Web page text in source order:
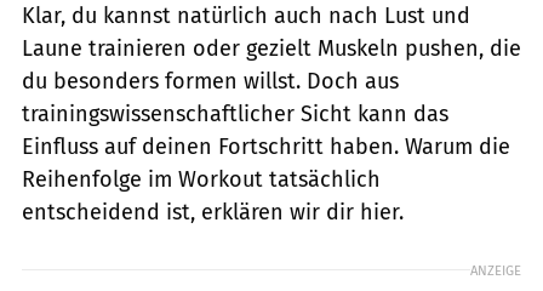
Klar, du kannst natürlich auch nach Lust und
Laune trainieren oder gezielt Muskeln pushen, die
du besonders formen willst. Doch aus
trainingswissenschaftlicher Sicht kann das
Einfluss auf deinen Fortschritt haben. Warum die
Reihenfolge im Workout tatsächlich
entscheidend ist, erklären wir dir hier.
ANZEIGE